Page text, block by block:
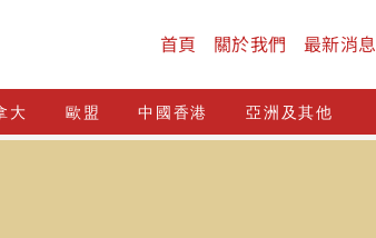
首頁 關於我們 最新消息
大 歐盟 中國香港 亞洲及其他